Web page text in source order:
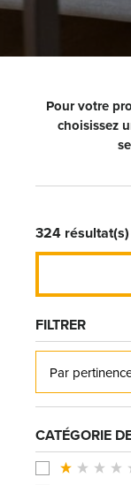
Pour votre
choisissez
324 résultat(s)
FILTRER
Par
CATÉGORIE